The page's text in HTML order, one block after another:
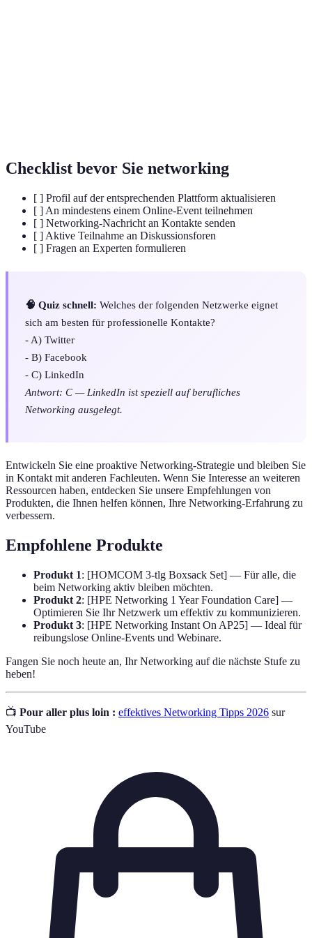
Checklist bevor Sie networking
[ ] Profil auf der entsprechenden Plattform aktualisieren
[ ] An mindestens einem Online-Event teilnehmen
[ ] Networking-Nachricht an Kontakte senden
[ ] Aktive Teilnahme an Diskussionsforen
[ ] Fragen an Experten formulieren
🧠 Quiz schnell: Welches der folgenden Netzwerke eignet
sich am besten für professionelle Kontakte?
- A) Twitter
- B) Facebook
- C) LinkedIn
Antwort: C — LinkedIn ist speziell auf berufliches
Networking ausgelegt.
Entwickeln Sie eine proaktive Networking-Strategie und bleiben Sie
in Kontakt mit anderen Fachleuten. Wenn Sie Interesse an weiteren
Ressourcen haben, entdecken Sie unsere Empfehlungen von
Produkten, die Ihnen helfen können, Ihre Networking-Erfahrung zu
verbessern.
Empfohlene Produkte
Produkt 1: [HOMCOM 3-tlg Boxsack Set] — Für alle, die
beim Networking aktiv bleiben möchten.
Produkt 2: [HPE Networking 1 Year Foundation Care] —
Optimieren Sie Ihr Netzwerk um effektiv zu kommunizieren.
Produkt 3: [HPE Networking Instant On AP25] — Ideal für
reibungslose Online-Events und Webinare.
Fangen Sie noch heute an, Ihr Networking auf die nächste Stufe zu
heben!
📺 Pour aller plus loin : effektives Networking Tipps 2026 sur
YouTube